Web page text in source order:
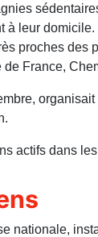
à leur
proches
France,
actifs dans
nationale,